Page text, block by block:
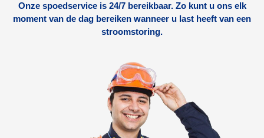
Onze spoedservice is 24/7 bereikbaar. Zo kunt u ons elk
moment van de dag bereiken wanneer u last heeft van een
stroomstoring.